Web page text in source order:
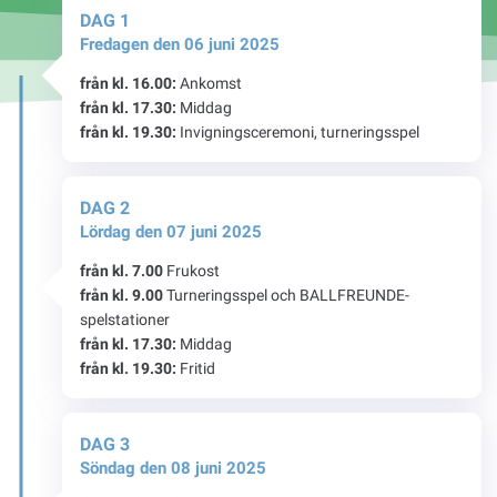
DAG 1
Fredagen den 06 juni 2025
från kl. 16.00: Ankomst
från kl. 17.30: Middag
från kl. 19.30: Invigningsceremoni, turneringsspel
DAG 2
Lördag den 07 juni 2025
från kl. 7.00 Frukost
från kl. 9.00Turneringsspel och BALLFREUNDE-
spelstationer
från kl. 17.30: Middag
från kl. 19.30: Fritid
DAG 3
Söndag den 08 juni 2025